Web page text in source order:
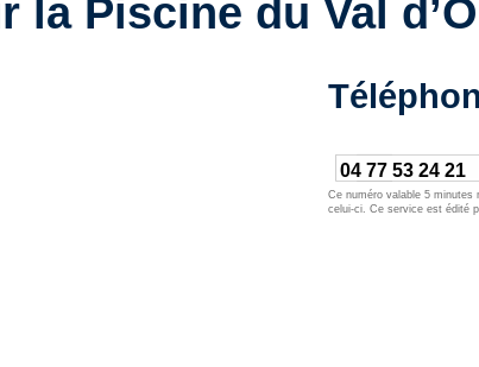
la Piscine du Val
04 77 53 24 21
Ce numéro valable 5 minutes
celui-ci. Ce service est édité